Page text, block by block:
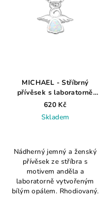
MICHAEL - Stříbrný
přívěsek s laboratorně
vytvořeným bílým opálem
AG 925 ≤ 1,5 g
620 Kč
Skladem
produktu
je
3,5
z
5
Nádherný jemný a ženský
přívěsek ze stříbra s
motivem anděla a
laboratorně vytvořeným
bílým opálem. Rhodiovaný.